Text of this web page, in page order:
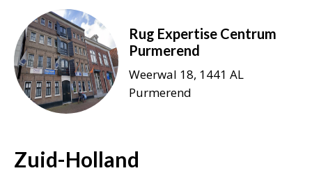
Rug Expertise Centrum
Purmerend
Weerwal 18, 1441 AL
Purmerend
Zuid-Holland